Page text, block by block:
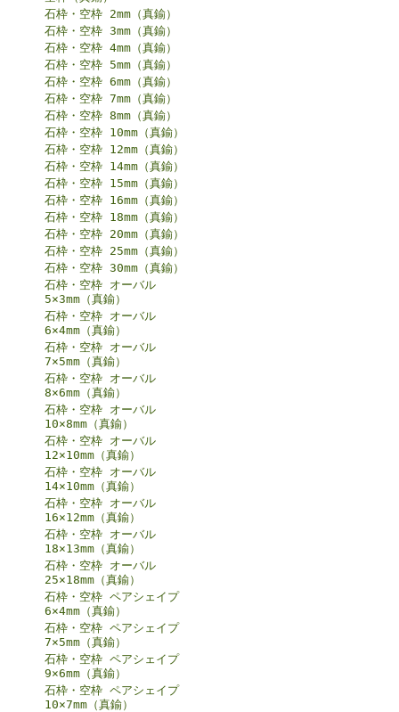
石枠・空枠 2mm（真鍮）
石枠・空枠 3mm（真鍮）
石枠・空枠 4mm（真鍮）
石枠・空枠 5mm（真鍮）
石枠・空枠 6mm（真鍮）
石枠・空枠 7mm（真鍮）
石枠・空枠 8mm（真鍮）
石枠・空枠 10mm（真鍮）
石枠・空枠 12mm（真鍮）
石枠・空枠 14mm（真鍮）
石枠・空枠 15mm（真鍮）
石枠・空枠 16mm（真鍮）
石枠・空枠 18mm（真鍮）
石枠・空枠 20mm（真鍮）
石枠・空枠 25mm（真鍮）
石枠・空枠 30mm（真鍮）
石枠・空枠 オーバル
5×3mm（真鍮）
石枠・空枠 オーバル
6×4mm（真鍮）
石枠・空枠 オーバル
7×5mm（真鍮）
石枠・空枠 オーバル
8×6mm（真鍮）
石枠・空枠 オーバル
10×8mm（真鍮）
石枠・空枠 オーバル
12×10mm（真鍮）
石枠・空枠 オーバル
14×10mm（真鍮）
石枠・空枠 オーバル
16×12mm（真鍮）
石枠・空枠 オーバル
18×13mm（真鍮）
石枠・空枠 オーバル
25×18mm（真鍮）
石枠・空枠 ペアシェイプ
6×4mm（真鍮）
石枠・空枠 ペアシェイプ
7×5mm（真鍮）
石枠・空枠 ペアシェイプ
9×6mm（真鍮）
石枠・空枠 ペアシェイプ
10×7mm（真鍮）